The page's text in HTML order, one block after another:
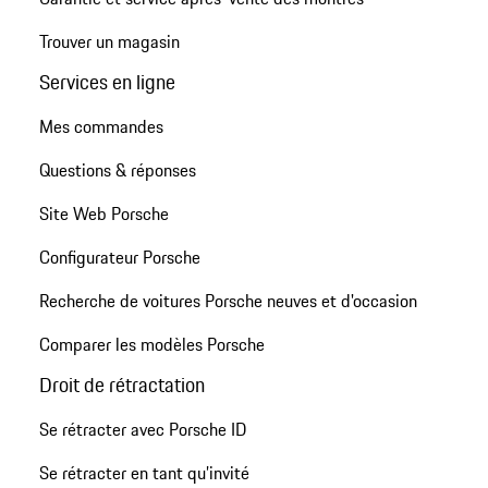
Trouver un magasin
Services en ligne
Mes commandes
Questions & réponses
Site Web Porsche
Configurateur Porsche
Recherche de voitures Porsche neuves et d'occasion
Comparer les modèles Porsche
Droit de rétractation
Se rétracter avec Porsche ID
Se rétracter en tant qu’invité